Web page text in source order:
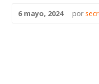
6 mayo, 2024 por